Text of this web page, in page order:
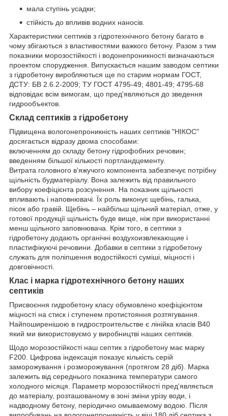
мала ступінь усадки;
стійкість до впливів водних наносів.
Характеристики септиків з гідротехнічного бетону багато в
чому збігаються з властивостями важкого бетону. Разом з тим
показники морозостійкості і водонепроникності визначаються
проектом спорудження. Випускається нашим заводом септики
з гідробетону виробляються ще по старим нормам ГОСТ,
ДСТУ: БВ 2.6.2-2009; ТУ ГОСТ 4795-49; 4801-49; 4795-68
відповідає всім вимогам, що пред'являються до зведення
гидрообъектов.
Склад септиків з гідробетону
Підвищена вологонепроникність наших септиків "НІКОС"
досягається відразу двома способами:
включенням до складу бетону гідрофобних речовин;
введенням більшої кількості портландцементу.
Витрата головного в'яжучого компонента забезпечує потрібну
щільність будматеріалу. Вона залежить від правильного
вибору коефіцієнта розсунення. На показник щільності
впливають і наповнювачі. Їх роль виконує щебінь, галька,
пісок або гравій. Щебінь – найбільш щільний матеріал, отже, у
готової продукції щільність буде вище, ніж при використанні
менш щільного заповнювача. Крім того, в септики з
гідробетону додають органічні воздухоизвлекающие і
пластифікуючі речовини. Добавки в септики з гідробетону
служать для поліпшення водостійкості суміші, міцності і
довговічності.
Клас і марка гідротехнічного бетону наших
септиків
Присвоєння гидробетону класу обумовлено коефіцієнтом
міцності на стиск і ступенем протистояння розтягування.
Найпоширенішою в гидростроительстве є лінійка класів В40
який ми використовуємо у виробництві наших септиків.
Щодо морозостійкості наш септик з гідробетону має марку
F200. Цифрова індексація показує кількість серій
заморожування і розморожування (протягом 28 діб). Марка
залежить від середнього показника температури самого
холодного місяця. Параметр морозостійкості пред'являється
до матеріалу, розташованому в зоні зміни урізу води, і
надводному бетону, періодично омываемому водою. Після